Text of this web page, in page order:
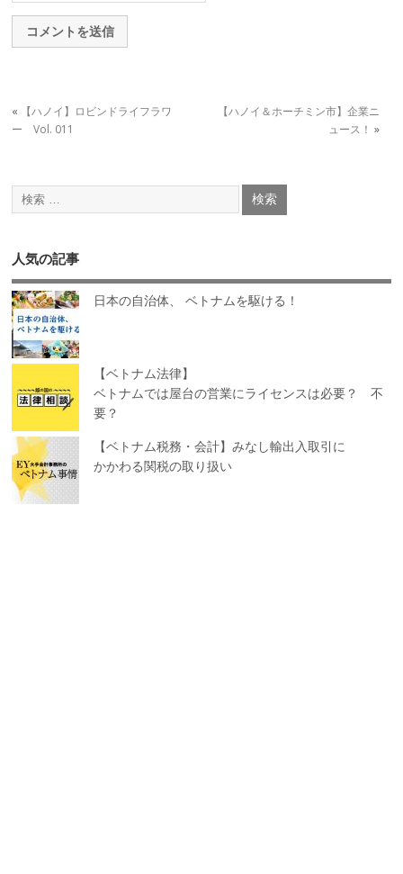
«
【ハノイ】ロビンドライフラワ
ー Vol. 011
【ハノイ＆ホーチミン市】企業ニ
ュース！ »
人気の記事
日本の自治体、 ベトナムを駆ける！
【ベトナム法律】
ベトナムでは屋台の営業にライセンスは必要？ 不
要？
【ベトナム税務・会計】みなし輸出入取引に
かかわる関税の取り扱い